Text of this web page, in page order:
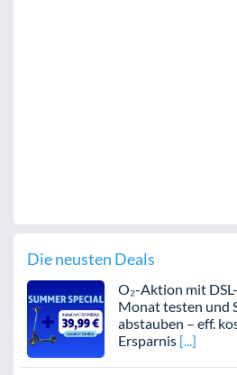
Die neusten Deals
O₂-Aktion mit
Monat testen und
abstauben – eff.
Ersparnis